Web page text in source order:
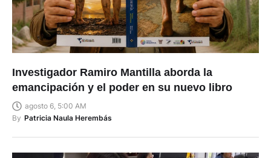
Investigador Ramiro Mantilla aborda la
emancipación y el poder en su nuevo libro
agosto 6, 5:00 AM
By Patricia Naula Herembás